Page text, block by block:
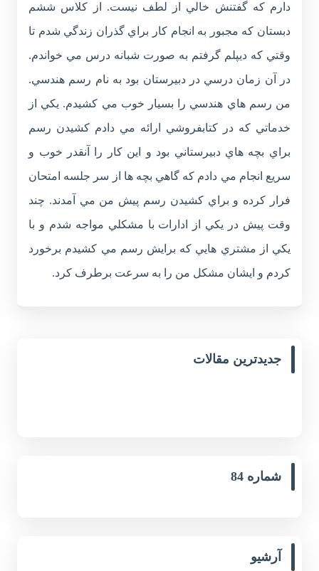
دارم که گفتنش خالي از لطف نيست. از کلاس ششم
دبستان که مجبور به انجام کار براي گذران زندگي شدم تا
وقتي که ديپلم گرفتم به صورت شبانه درس مي خواندم.
در آن زمان درسي در دبيرستان بود به نام رسم هندسي.
من رسم هاي هندسي را بسيار خوب مي کشيدم. يکي از
خدماتي که در کتابفروشي ارائه مي دادم کشيدن رسم
براي بچه هاي دبيرستاني بود و اين کار را آنقدر خوب و
سريع انجام مي دادم که گاهي بچه ها از سر جلسه امتحان
فرار کرده و براي کشيدن رسم پيش من مي آمدند. چند
وقت پيش در يکي از ادارات با مشکلي مواجه شدم و با
يکي از مشتري هايي که برايش رسم مي کشيدم برخورد
کردم و ايشان مشکل من را به سرعت برطرف کرد.
جدیدترین مقالات
شماره 84
آرشیو